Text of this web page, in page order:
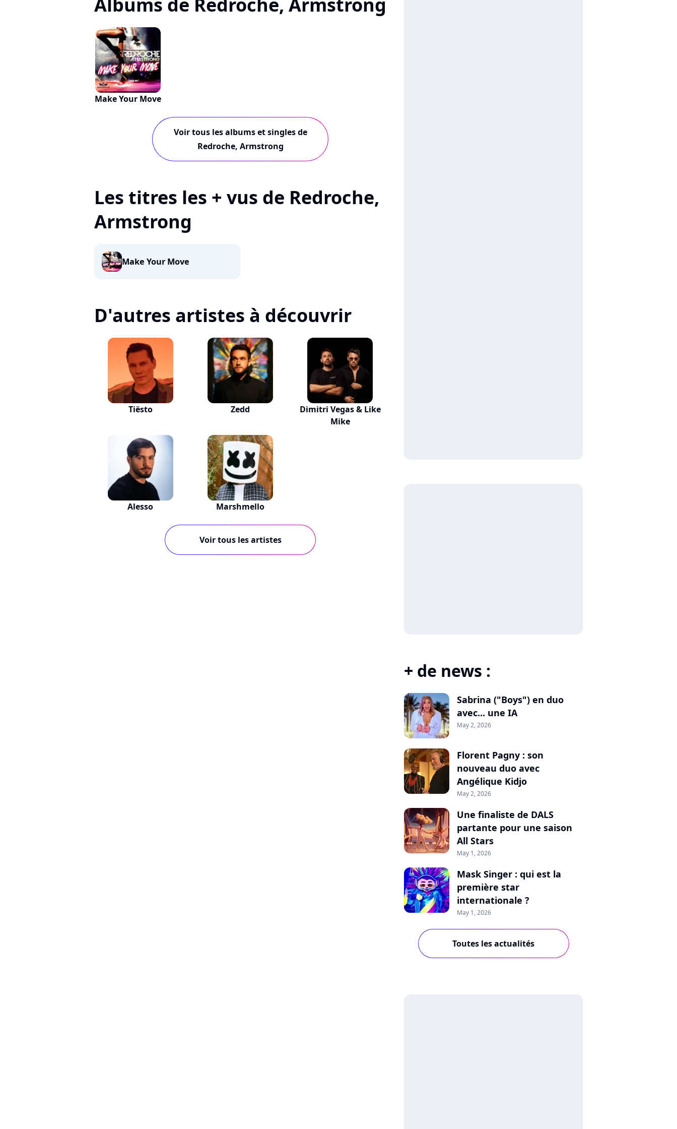
Make Your Move
Voir tous les albums et singles de
Redroche, Armstrong
Les titres les + vus de Redroche,
Armstrong
Make Your Move
D'autres artistes à découvrir
Tiësto Zedd
Dimitri Vegas & Like
Mike
Alesso Marshmello
Voir tous les artistes
+ de news :
Sabrina ("Boys") en duo
avec... une IA
May 2, 2026
Florent Pagny : son
nouveau duo avec
Angélique Kidjo
May 2, 2026
Une finaliste de DALS
partante pour une saison
All Stars
May 1, 2026
Mask Singer : qui est la
première star
internationale ?
May 1, 2026
Toutes les actualités